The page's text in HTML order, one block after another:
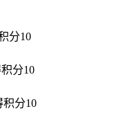
分10
分10
积分10